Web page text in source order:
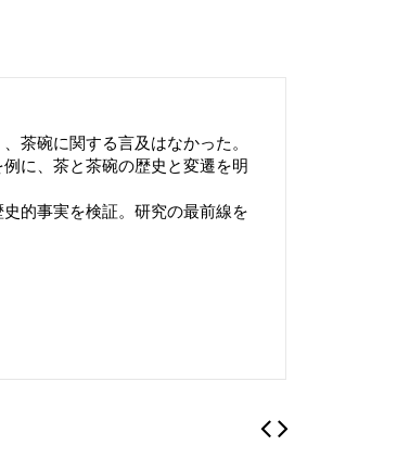
茶碗に関する言及はなかった。
に、茶と茶碗の歴史と変遷を明
的事実を検証。研究の最前線を